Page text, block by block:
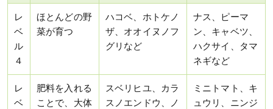
レ
ベ
ル
４
ほとんどの野
菜が育つ
ハコベ、ホトケノ
ザ、オオイヌノフ
グリなど
ナス、ピーマ
ン、キャベツ、
ハクサイ、タマ
ネギなど
レ
ベ
肥料を入れる
ことで、大体
スベリヒユ、カラ
スノエンドウ、ノ
ミニトマト、キ
ュウリ、ニンジ